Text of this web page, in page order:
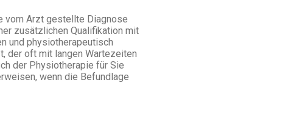
vom Arzt gestellte Diagnose
zusätzlichen Qualifikation mit
und physiotherapeutisch
der oft mit langen Wartezeiten
der Physiotherapie für Sie
wenn die Befundlage